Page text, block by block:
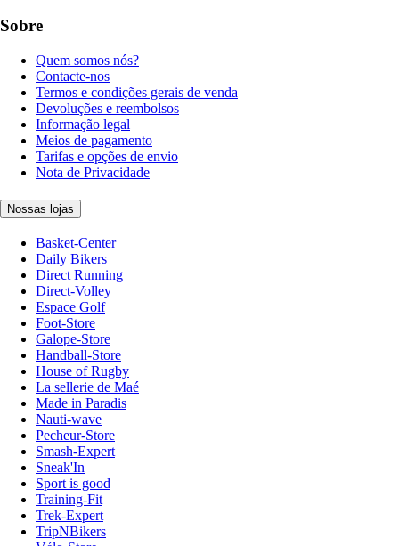
Sobre
Quem somos nós?
Contacte-nos
Termos e condições gerais de venda
Devoluções e reembolsos
Informação legal
Meios de pagamento
Tarifas e opções de envio
Nota de Privacidade
Nossas lojas
Basket-Center
Daily Bikers
Direct Running
Direct-Volley
Espace Golf
Foot-Store
Galope-Store
Handball-Store
House of Rugby
La sellerie de Maé
Made in Paradis
Nauti-wave
Pecheur-Store
Smash-Expert
Sneak'In
Sport is good
Training-Fit
Trek-Expert
TripNBikers